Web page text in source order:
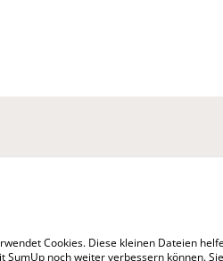
Cookies. Diese kleinen Dateien
SumUp noch weiter verbessern können.